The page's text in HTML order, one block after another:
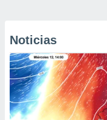
Noticias